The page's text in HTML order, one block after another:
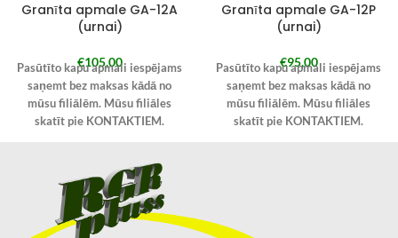
Granīta apmale GA-12A
(urnai)
€105,00
Pasūtīto kapu apmali iespējams
saņemt bez maksas kādā no
mūsu filiālēm. Mūsu filiāles
skatīt pie KONTAKTIEM.
piezīmēs norādiet filiāli, kurā
kapu apmali vēlaties saņemt.
Pasūtīto kapu apmali iespējams
arī saņemt Jūsu norādītajā
Granīta apmale GA-12P
(urnai)
€95,00
Pasūtīto kapu apmali iespējams
saņemt bez maksas kādā no
mūsu filiālēm. Mūsu filiāles
skatīt pie KONTAKTIEM.
arī saņemt Jūsu norādītajā